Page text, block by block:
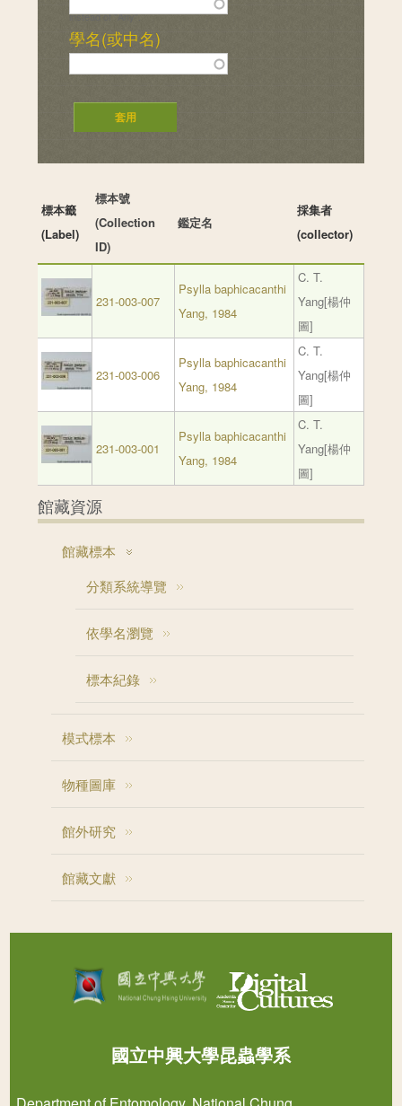
instead of "Any".
學名(或中名)
標本籤
(Label)
標本號
(Collection
ID)
鑑定名
採集者
(collector)
231-003-007
Psylla baphicacanthi
Yang, 1984
C. T.
Yang[楊仲
圖]
231-003-006
Psylla baphicacanthi
Yang, 1984
C. T.
Yang[楊仲
圖]
231-003-001
Psylla baphicacanthi
Yang, 1984
C. T.
Yang[楊仲
圖]
館藏資源
館藏標本
分類系統導覽
依學名瀏覽
標本紀錄
模式標本
物種圖庫
館外研究
館藏文獻
國立中興大學昆蟲學系